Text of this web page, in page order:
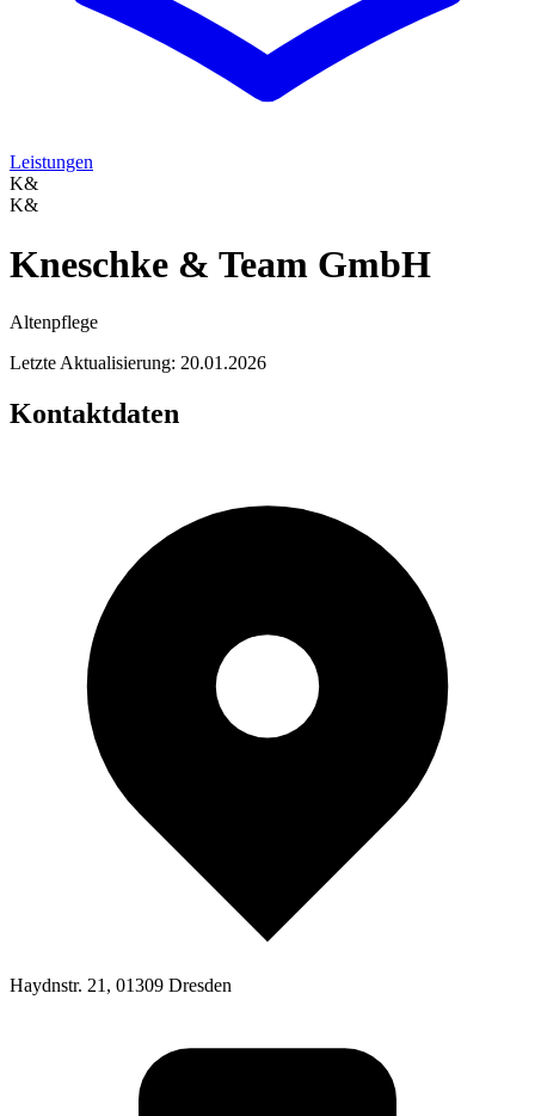
Leistungen
K&
K&
Kneschke & Team GmbH
Altenpflege
Letzte Aktualisierung: 20.01.2026
Kontaktdaten
Haydnstr. 21, 01309 Dresden